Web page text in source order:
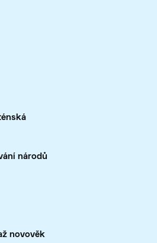
národů
novověk